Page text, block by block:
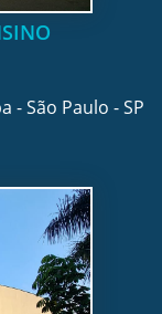
- São Paulo - SP